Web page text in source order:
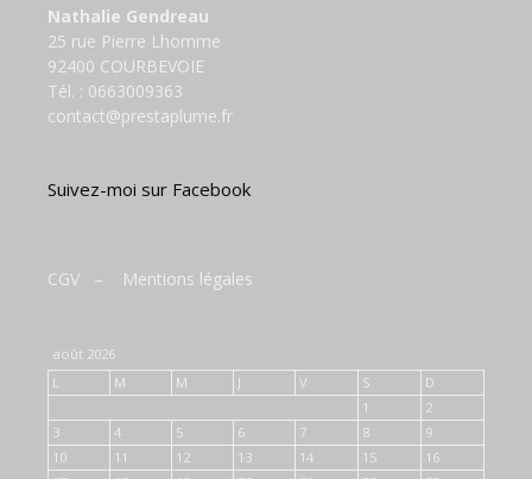
Nathalie Gendreau
25 rue Pierre Lhomme
92400 COURBEVOIE
Tél. : 0663009363
contact@prestaplume.fr
Suivez-moi sur Facebook
CGV – Mentions légales
août 2026
L
M M J V S
D
1
2
3
4 5 6 7 8
9
10
11 12 13 14 15
16